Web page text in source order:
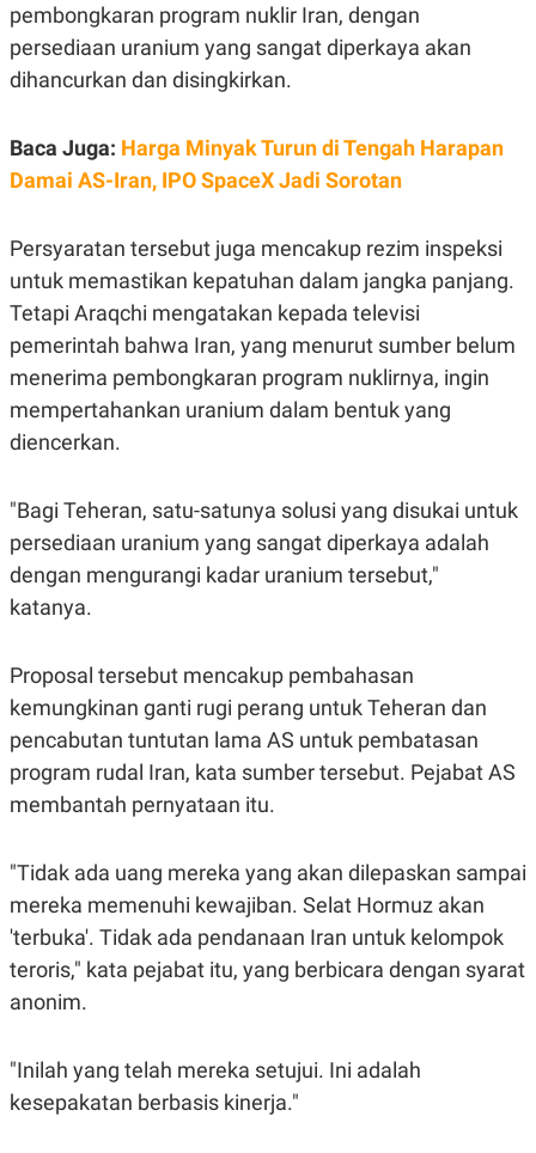
K
M
E
D
.
D
SITEMAPPROFILETERM
USE
PEDOMAN
SIBER
PRIVACY
POLICY
pembongkaran program nuklir Iran, dengan
persediaan uranium yang sangat diperkaya akan
dihancurkan dan disingkirkan.
Baca Juga: Harga Minyak Turun di Tengah Harapan
Damai AS-Iran, IPO SpaceX Jadi Sorotan
Persyaratan tersebut juga mencakup rezim inspeksi
untuk memastikan kepatuhan dalam jangka panjang.
Tetapi Araqchi mengatakan kepada televisi
pemerintah bahwa Iran, yang menurut sumber belum
menerima pembongkaran program nuklirnya, ingin
mempertahankan uranium dalam bentuk yang
diencerkan.
"Bagi Teheran, satu-satunya solusi yang disukai untuk
persediaan uranium yang sangat diperkaya adalah
dengan mengurangi kadar uranium tersebut,"
katanya.
Proposal tersebut mencakup pembahasan
kemungkinan ganti rugi perang untuk Teheran dan
pencabutan tuntutan lama AS untuk pembatasan
program rudal Iran, kata sumber tersebut. Pejabat AS
membantah pernyataan itu.
"Tidak ada uang mereka yang akan dilepaskan sampai
mereka memenuhi kewajiban. Selat Hormuz akan
'terbuka'. Tidak ada pendanaan Iran untuk kelompok
teroris," kata pejabat itu, yang berbicara dengan syarat
anonim.
"Inilah yang telah mereka setujui. Ini adalah
kesepakatan berbasis kinerja."